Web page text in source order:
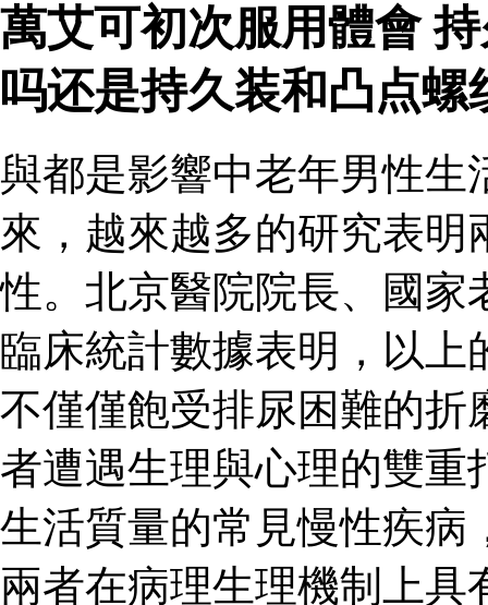
萬艾可初次服用體會
吗还是持久装和凸点螺
與都是影響中老年男性生
來，越來越多的研究表
性。北京醫院院長、國家
臨床統計數據表明，以上
不僅僅飽受排尿困難的折
者遭遇生理與心理的雙重
生活質量的常見慢性疾病
兩者在病理生理機制上